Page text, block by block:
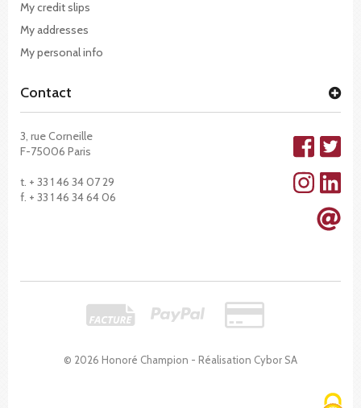
© 2026 Honoré Champion - Réalisation Cybor SA
My credit slips
My addresses
My personal info
Contact
3, rue Corneille
F-75006 Paris
t. + 33 1 46 34 07 29
f. + 33 1 46 34 64 06